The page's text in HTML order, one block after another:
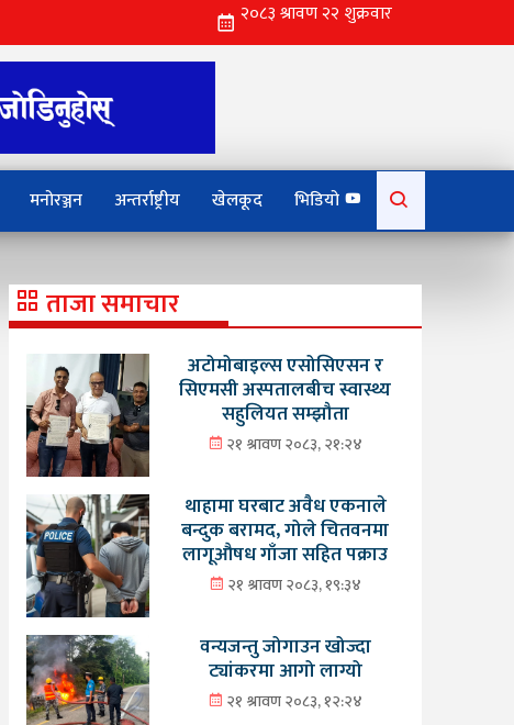
मनोरञ्जन अन्तर्राष्ट्रीय खेलकूद भिडियो
for:
ताजा समाचार
अटोमोबाइल्स एसोसिएसन र
सिएमसी अस्पतालबीच स्वास्थ्य
सहुलियत सम्झौता
२१ श्रावण २०८३, २१:२४
थाहामा घरबाट अवैध एकनाले
बन्दुक बरामद, गोले चितवनमा
लागूऔषध गाँजा सहित पक्राउ
२१ श्रावण २०८३, १९:३४
वन्यजन्तु जोगाउन खोज्दा
ट्यांकरमा आगो लाग्यो
२१ श्रावण २०८३, १२:२४